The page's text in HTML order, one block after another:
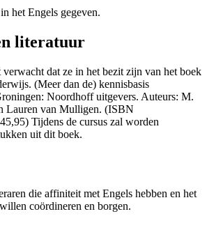
het Engels gegeven.
literatuur
dat ze in het bezit zijn van het boek
(Meer dan de) kennisbasis
Noordhoff uitgevers. Auteurs: M.
Lauren van Mulligen. (ISBN
Tijdens de cursus zal worden
uit dit boek.
die affiniteit met Engels hebben en het
coördineren en borgen.